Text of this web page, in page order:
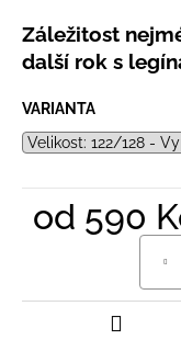
Záležitost
další rok s
VARIANTA
od 590
LETNÍ
RYCHLESCHNOUCÍ
KALHOTY
KORÁLKY
695
Kč